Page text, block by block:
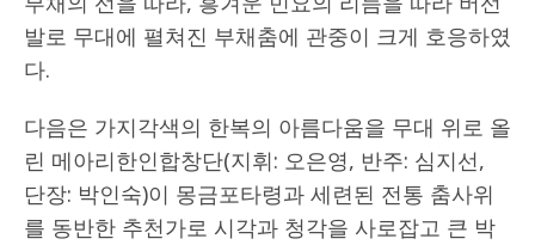
발로 무대에 펼쳐진 부채춤에 관중이 크게 호응하였
다.
다음은 가지각색의 한복의 아름다움을 무대 위로 올
린 메아리한인합창단(지휘: 오은영, 반주: 심지선,
단장: 박인숙)이 몽금포타령과 세련된 전통 춤사위
를 동반한 추천가로 시각과 청각을 사로잡고 큰 박